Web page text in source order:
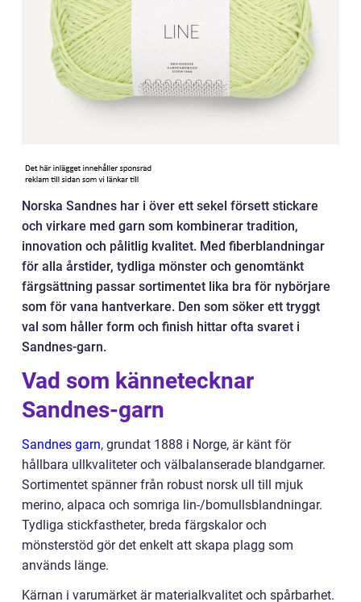
Norska Sandnes har i över ett sekel försett stickare
och virkare med garn som kombinerar tradition,
innovation och pålitlig kvalitet. Med fiberblandningar
för alla årstider, tydliga mönster och genomtänkt
färgsättning passar sortimentet lika bra för nybörjare
som för vana hantverkare. Den som söker ett tryggt
val som håller form och finish hittar ofta svaret i
Sandnes-garn.
Vad som kännetecknar
Sandnes-garn
Sandnes garn, grundat 1888 i Norge, är känt för
hållbara ullkvaliteter och välbalanserade blandgarner.
Sortimentet spänner från robust norsk ull till mjuk
merino, alpaca och somriga lin-/bomullsblandningar.
Tydliga stickfastheter, breda färgskalor och
mönsterstöd gör det enkelt att skapa plagg som
används länge.
Kärnan i varumärket är materialkvalitet och spårbarhet.